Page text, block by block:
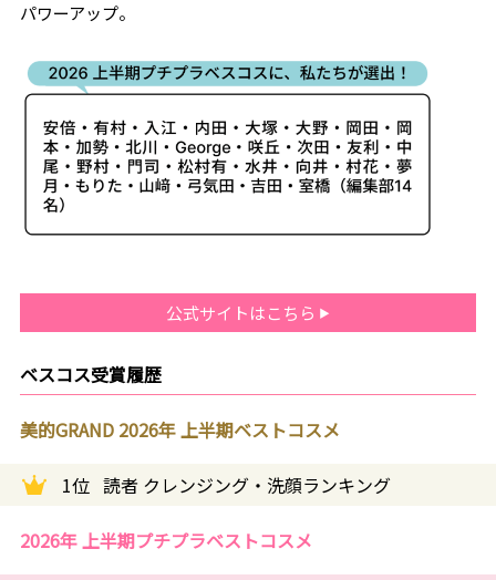
パワーアップ。
公式サイトはこちら
ベスコス受賞履歴
美的GRAND 2026年 上半期ベストコスメ
1位 読者 クレンジング・洗顔ランキング
2026年 上半期プチプラベストコスメ